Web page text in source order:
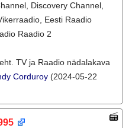
Discovery Channel,
Eesti Raadio
Raadio 2
TV ja Raadio nädalakava
Corduroy (2024-05-22